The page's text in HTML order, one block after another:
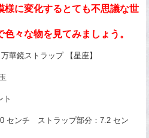
様に変化するとても不思議な世
々な物を見てみましょう。
華鏡ストラップ 【星座】
ント
センチ ストラップ部分：7.2 セン